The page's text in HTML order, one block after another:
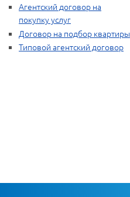
Агентский договор на
покупку услуг
Договор на подбор квартиры
Типовой агентский договор